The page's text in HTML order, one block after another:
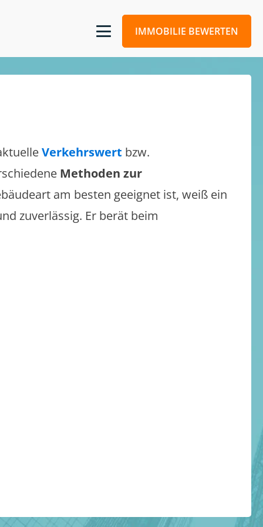
IMMOBILIE BEWERTEN
Verkehrswert bzw.
Methoden zur
am besten geeignet ist, weiß ein
zuverlässig. Er berät beim